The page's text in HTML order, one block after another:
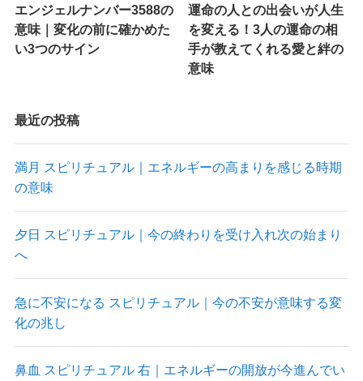
エンジェルナンバー3588の
意味｜変化の前に確かめた
い3つのサイン
運命の人との出会いが人生
を変える！3人の運命の相
手が教えてくれる愛と絆の
意味
最近の投稿
満月 スピリチュアル｜エネルギーの高まりを感じる時期
の意味
夕日 スピリチュアル｜今の終わりを受け入れ次の始まり
へ
急に不安になる スピリチュアル｜今の不安が意味する変
化の兆し
鼻血 スピリチュアル 右｜エネルギーの開放が今進んでい